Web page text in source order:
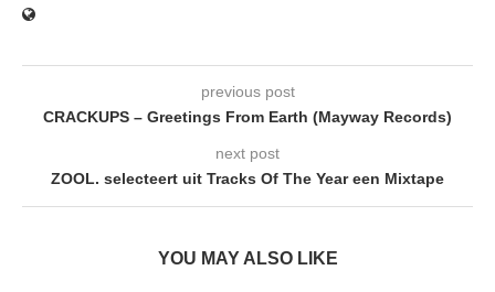
previous post
CRACKUPS – Greetings From Earth (Mayway Records)
next post
ZOOL. selecteert uit Tracks Of The Year een Mixtape
YOU MAY ALSO LIKE